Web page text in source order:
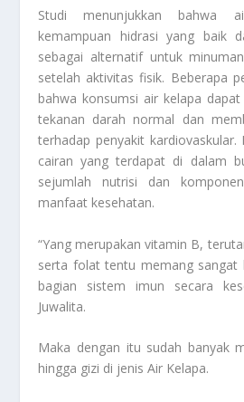
Studi menunjukkan bahwa
kemampuan hidrasi yang baik
sebagai alternatif untuk
setelah aktivitas fisik. Beberapa
bahwa konsumsi air kelapa
tekanan darah normal dan
terhadap penyakit kardiovaskular.
cairan yang terdapat di dalam
sejumlah nutrisi dan
manfaat kesehatan.
“Yang merupakan vitamin B,
serta folat tentu memang sangat
bagian sistem imun secara
Juwalita.
Maka dengan itu sudah banyak
hingga gizi di jenisAir Kelapa.